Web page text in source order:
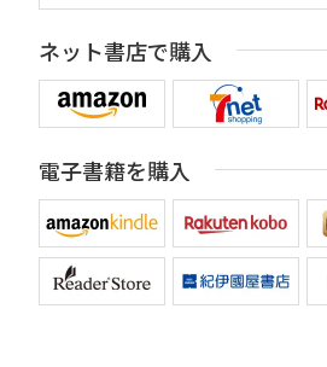
ネット書店で購入
電子書籍を購入